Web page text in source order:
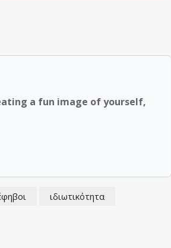
a fun image of yourself,
ιδιωτικότητα